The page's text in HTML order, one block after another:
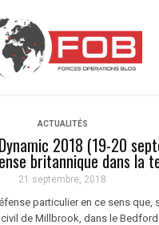
ACTUALITÉS
2018 (19-20
britannique dans la
21 septembre, 2018
particulier en ce sens que,
civil de Millbrook, dans le